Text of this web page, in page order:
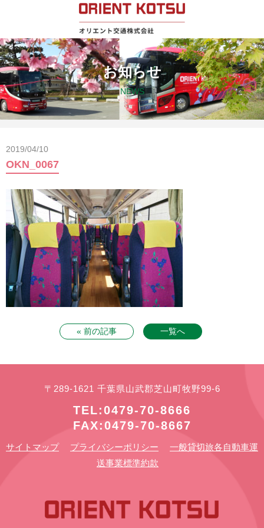
お知らせ
NEWS
2019/04/10
OKN_0067
« 前の記事 一覧へ
〒289-1621 千葉県山武郡芝山町牧野99-6
TEL:0479-70-8666
FAX:0479-70-8667
サイトマップ プライバシーポリシー
一般貸切旅各自動車運
送事業標準約款